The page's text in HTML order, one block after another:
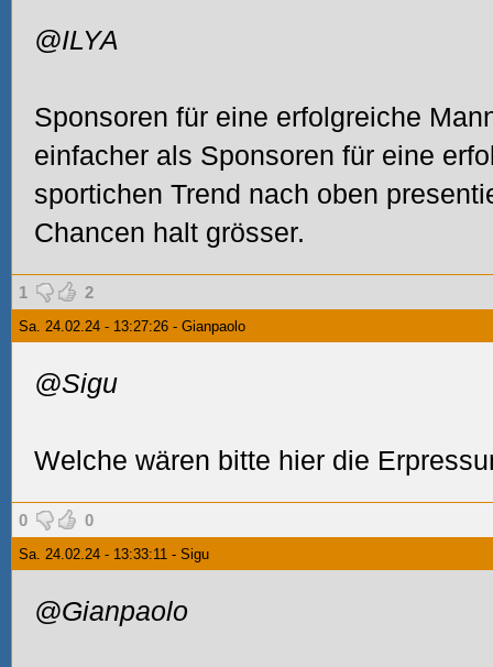
@ILYA
Sponsoren für eine erfolgreiche
einfacher als Sponsoren für eine
sportichen Trend nach oben
Chancen halt grösser.
1 2
Sa. 24.02.24 - 13:27:26 - Gianpaolo
@Sigu
Welche wären bitte hier die
0 0
Sa. 24.02.24 - 13:33:11 - Sigu
@Gianpaolo